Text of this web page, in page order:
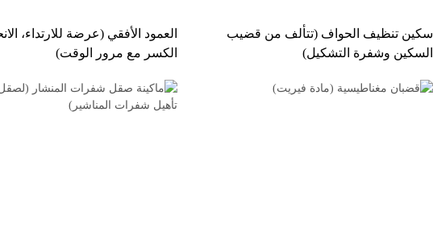
سكين تنظيف الحواف (تتألف من قضيب
السكين وشفرة التشكيل)
العمود الأفقي (عرضة للارتداء،
الكسر مع مرور الوقت)